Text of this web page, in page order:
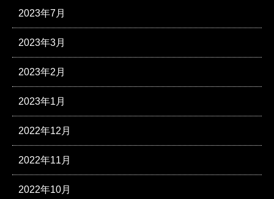
2023年7月
2023年3月
2023年2月
2023年1月
2022年12月
2022年11月
2022年10月